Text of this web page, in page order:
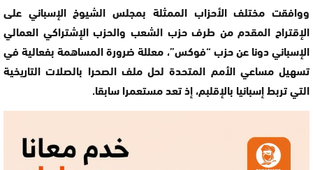
ووافقت مختلف الأحزاب الممثلة بمجلس الشيوخ الإسباني على
الإقتراح المقدم من طرف حزب الشعب والحزب الإشتراكي العمالي
الإسباني دونا عن حزب “فوكس”، معللة ضرورة المساهمة بفعالية في
تسهيل مساعي الأمم المتحدة لحل ملف الصحرا بالصلات التاريخية
التي تربط إسبانيا بالإقلبم، إذ تعد مستعمرا سابقا.